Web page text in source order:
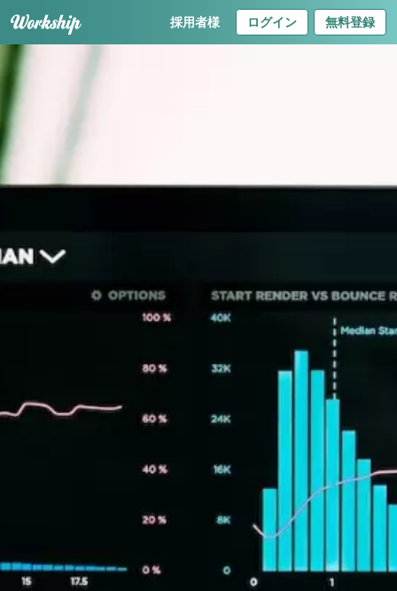
採用者様 ログイン 無料登録